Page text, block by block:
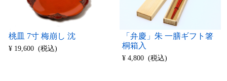
桃皿 7寸 梅崩し 沈
¥ 19,600 (税込)
「弁慶」朱 一膳ギフト箸
桐箱入
¥ 4,800 (税込)